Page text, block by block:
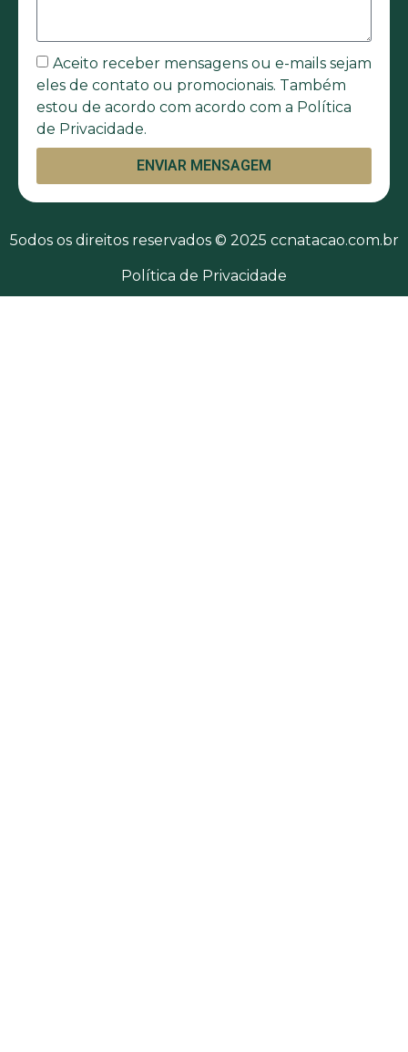
Aceito receber mensagens ou e-mails sejam
eles de contato ou promocionais. Também
estou de acordo com acordo com a Política
de Privacidade.
ENVIAR MENSAGEM
5odos os direitos reservados © 2025 ccnatacao.com.br
Política de Privacidade